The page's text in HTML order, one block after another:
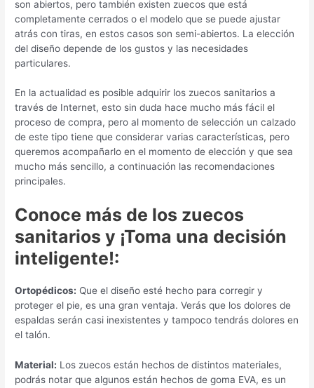
son abiertos, pero también existen zuecos que está
completamente cerrados o el modelo que se puede ajustar
atrás con tiras, en estos casos son semi-abiertos. La elección
del diseño depende de los gustos y las necesidades
particulares.
En la actualidad es posible adquirir los zuecos sanitarios a
través de Internet, esto sin duda hace mucho más fácil el
proceso de compra, pero al momento de selección un calzado
de este tipo tiene que considerar varias características, pero
queremos acompañarlo en el momento de elección y que sea
mucho más sencillo, a continuación las recomendaciones
principales.
Conoce más de los zuecos
sanitarios y ¡Toma una decisión
inteligente!:
Ortopédicos: Que el diseño esté hecho para corregir y
proteger el pie, es una gran ventaja. Verás que los dolores de
espaldas serán casi inexistentes y tampoco tendrás dolores en
el talón.
Material: Los zuecos están hechos de distintos materiales,
podrás notar que algunos están hechos de goma EVA, es un